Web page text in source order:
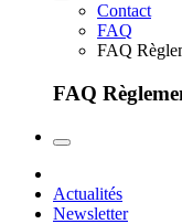
Contact
FAQ
FAQ
FAQ
Actualités
Newsletter